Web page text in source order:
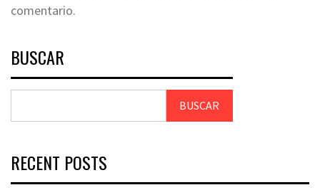
comentario.
BUSCAR
BUSCAR
RECENT POSTS